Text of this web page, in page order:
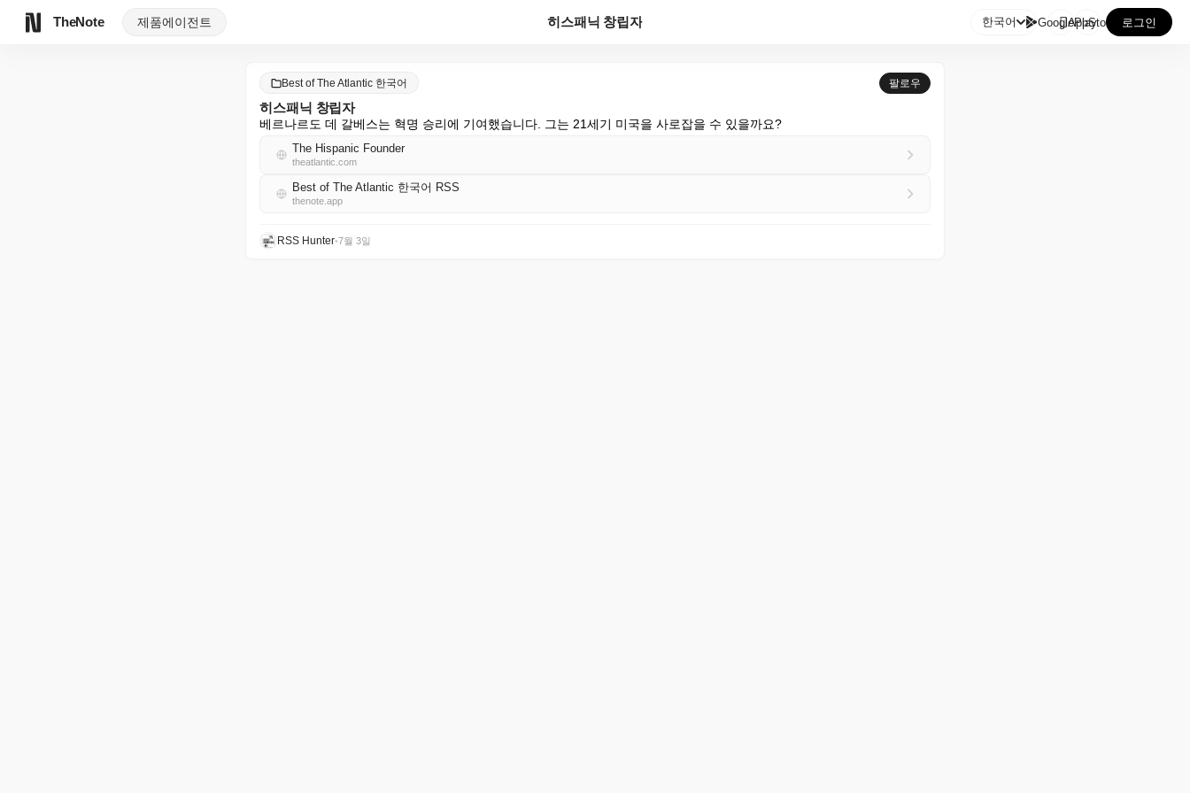
TheNote 제품에이전트 히스패닉 창립자 한국어 GooglePlay
AppStore 로그인
Best of The Atlantic 한국어 팔로우
히스패닉 창립자
베르나르도 데 갈베스는 혁명 승리에 기여했습니다. 그는 21세기 미국을 사로잡을 수 있을까요?
The Hispanic Founder
theatlantic.com
Best of The Atlantic 한국어 RSS
thenote.app
RSS Hunter•7월 3일